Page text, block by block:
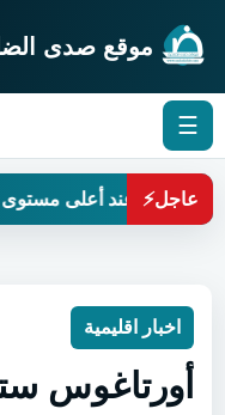
موقع صدى
☰
عاجل⚡
عند أعلى مستوى له في
اخبار اقليمية
أورتاغوس